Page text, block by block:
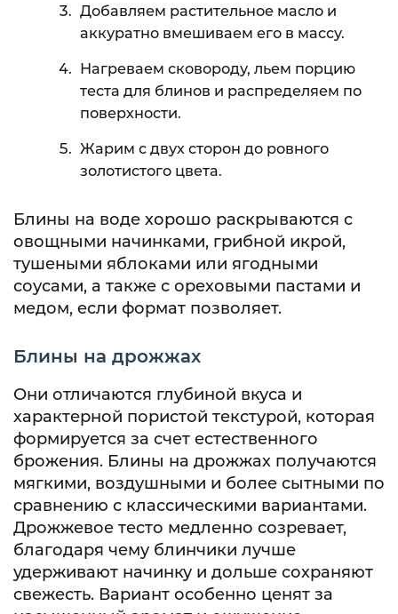
Добавляем растительное масло и
аккуратно вмешиваем его в массу.
Нагреваем сковороду, льем порцию
теста для блинов и распределяем по
поверхности.
Жарим с двух сторон до ровного
золотистого цвета.
Блины на воде хорошо раскрываются с
овощными начинками, грибной икрой,
тушеными яблоками или ягодными
соусами, а также с ореховыми пастами и
медом, если формат позволяет.
Блины на дрожжах
Они отличаются глубиной вкуса и
характерной пористой текстурой, которая
формируется за счет естественного
брожения. Блины на дрожжах получаются
мягкими, воздушными и более сытными по
сравнению с классическими вариантами.
Дрожжевое тесто медленно созревает,
благодаря чему блинчики лучше
удерживают начинку и дольше сохраняют
свежесть. Вариант особенно ценят за